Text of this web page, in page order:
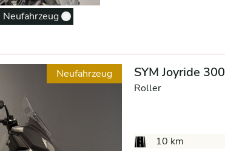
option
Neufahrzeug Remove option
Neufahrzeug SYM Joyride 300
Roller
10 km